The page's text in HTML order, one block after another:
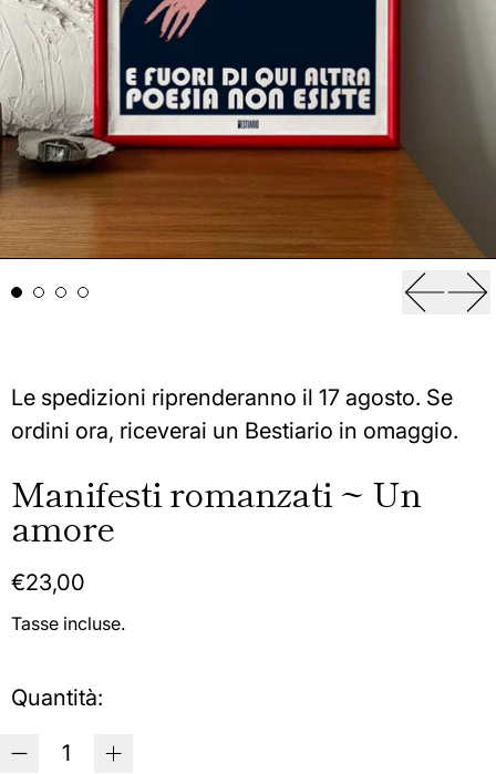
Le spedizioni riprenderanno il 17 agosto. Se
ordini ora, riceverai un Bestiario in omaggio.
Manifesti romanzati ~ Un
amore
Prezzo normale
€23,00
Tasse incluse.
Quantità: